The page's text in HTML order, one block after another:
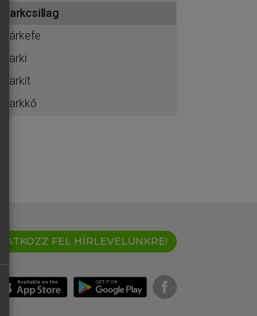
sarkcsillag
sárkefe
sarki
sarkít
sarkkő
IRATKOZZ FEL HÍRLEVELÜNKRE!